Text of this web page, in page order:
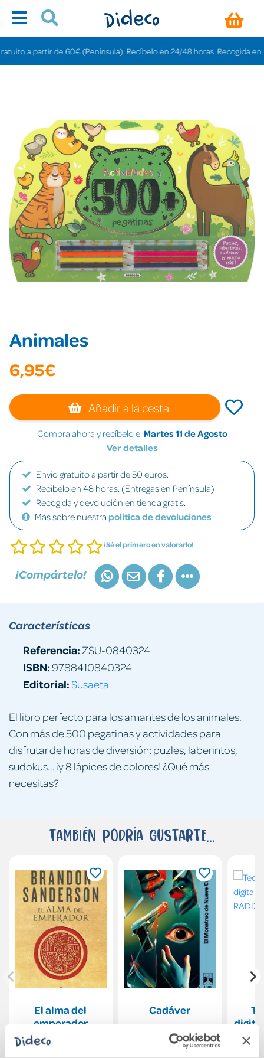
a partir de 60€ (Península). Recíbelo en 24/48 horas. Recogida en
Animales
6,95€
Añadir a la cesta
Compra ahora y recíbelo el Martes 11 de Agosto
Ver detalles
Envío gratuito a partir de 50 euros.
Recíbelo en 48 horas. (Entregas en Península)
Recogida y devolución en tienda gratis.
Más sobre nuestra política de devoluciones
¡Sé el primero en valorarlo!
¡Compártelo!
El libro perfecto para los amantes de los animales.
Con más de 500 pegatinas y actividades para
disfrutar de horas de diversión: puzles, laberintos,
sudokus... ¡y 8 lápices de colores! ¿Qué más
necesitas?
Características
Referencia: ZSU-0840324
ISBN:9788410840324
Editorial:Susaeta
También podría gustarte...
El alma del
emperador
Cadáver